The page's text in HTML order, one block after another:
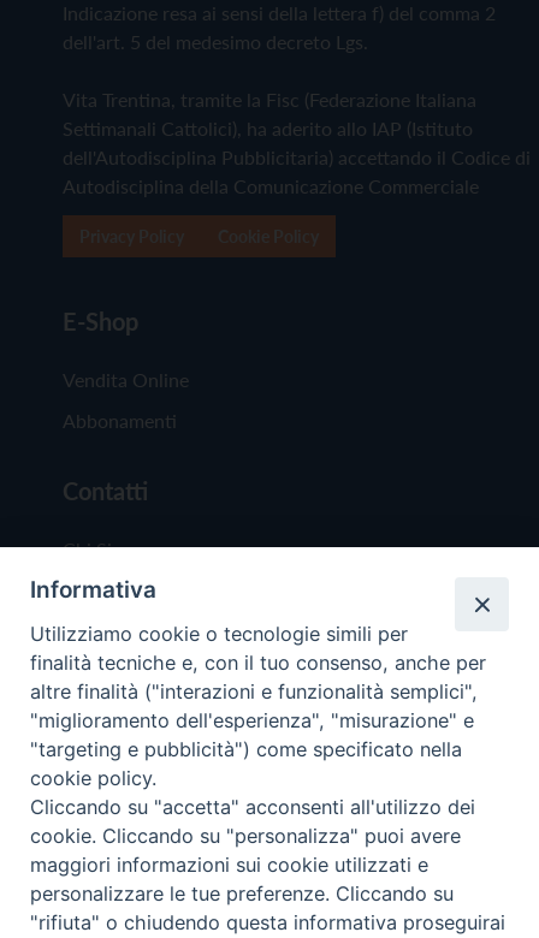
Indicazione resa ai sensi della lettera f) del comma 2
dell'art. 5 del medesimo decreto Lgs.
Vita Trentina, tramite la Fisc (Federazione Italiana
Settimanali Cattolici), ha aderito allo IAP (Istituto
dell'Autodisciplina Pubblicitaria) accettando il Codice di
Autodisciplina della Comunicazione Commerciale
E-Shop
Vendita Online
Abbonamenti
Contatti
Chi Siamo
Redazione
Scrivici
Copyright © 2019 - Tutti i diritti riservati - Vita
Trentina Editrice
Privacy Policy
Torna
Informativa
Utilizziamo cookie o tecnologie simili per
finalità tecniche e, con il tuo consenso, anche per
altre finalità ("interazioni e funzionalità semplici",
"miglioramento dell'esperienza", "misurazione" e
"targeting e pubblicità") come specificato nella
cookie policy.
Cliccando su "accetta" acconsenti all'utilizzo dei
cookie. Cliccando su "personalizza" puoi avere
maggiori informazioni sui cookie utilizzati e
personalizzare le tue preferenze. Cliccando su
"rifiuta" o chiudendo questa informativa proseguirai